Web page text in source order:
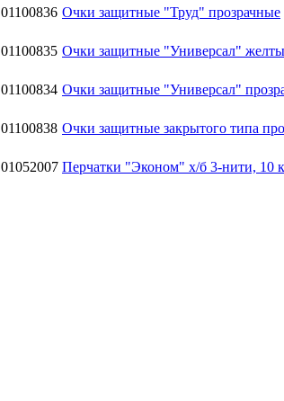
01100836 Очки защитные "Труд" прозрачные
01100835 Очки защитные "Универсал"
01100834 Очки защитные "Универсал"
01100838 Очки защитные закрытого типа
01052007 Перчатки "Эконом" х/б 3-нити, 10